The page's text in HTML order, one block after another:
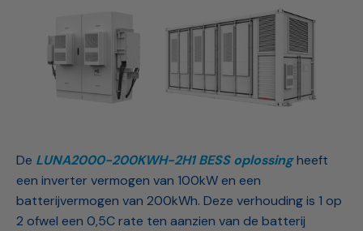
De LUNA2000-200KWH-2H1 BESS oplossingheeft
een inverter vermogen van 100kW en een
batterijvermogen van 200kWh. Deze verhouding is 1 op
2 ofwel een 0,5C rate ten aanzien van de batterij